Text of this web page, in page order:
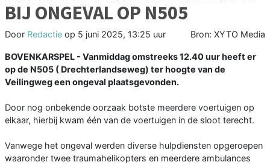
BIJ ONGEVAL OP N505
Door Redactie op 5 juni 2025, 13:25 uur Bron: XYTO Media
BOVENKARSPEL - Vanmiddag omstreeks 12.40 uur heeft er
op de N505 ( Drechterlandseweg) ter hoogte van de
Veilingweg een ongeval plaatsgevonden.
Door nog onbekende oorzaak botste meerdere voertuigen op
elkaar, hierbij kwam één van de voertuigen in de sloot terecht.
Vanwege het ongeval werden diverse hulpdiensten opgeroepen
waaronder twee traumahelikopters en meerdere ambulances